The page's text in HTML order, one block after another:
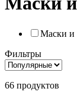
Маски и
Фильтры
66 продуктов